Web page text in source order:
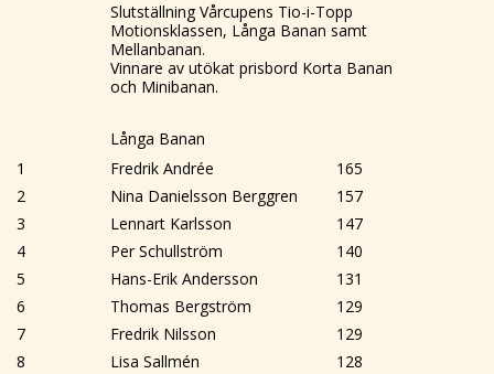
Slutställning Vårcupens Tio-i-Topp
Motionsklassen, Långa Banan samt
Mellanbanan.
Vinnare av utökat prisbord Korta Banan
och Minibanan.
Långa Banan
1
Fredrik Andrée
165
2
Nina Danielsson Berggren
157
3
Lennart Karlsson
147
4
Per Schullström
140
5
Hans-Erik Andersson
131
6
Thomas Bergström
129
7
Fredrik Nilsson
129
8
Lisa Sallmén
128